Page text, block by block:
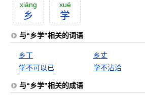
xiāng
乡
xué
学
与“乡学”相关的词语
乡丁 乡丈
学不可以已
学不沾洽
与“乡学”相关的成语